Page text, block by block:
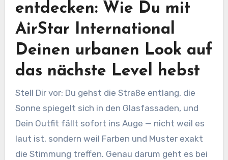
entdecken: Wie Du mit
AirStar International
Deinen urbanen Look auf
das nächste Level hebst
Stell Dir vor: Du gehst die Straße entlang, die
Sonne spiegelt sich in den Glasfassaden, und
Dein Outfit fällt sofort ins Auge — nicht weil es
laut ist, sondern weil Farben und Muster exakt
die Stimmung treffen. Genau darum geht es bei